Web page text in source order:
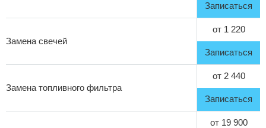
Записаться
Замена свечей
от 1 220
Записаться
Замена топливного фильтра
от 2 440
Записаться
от 19 900